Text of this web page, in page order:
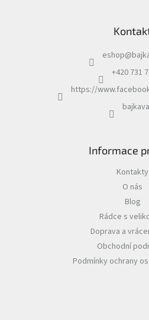
eshop@
+420 731
https://
Informace
Kontakty
O nás
Blog
Rádce s
Doprava a
Obchodní
Podmínky ochrany